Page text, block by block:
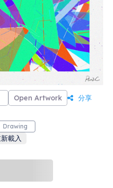
Open Artwork 分享
Drawing
載入